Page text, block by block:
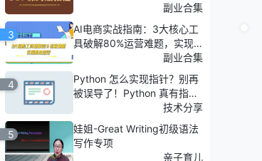
副业合集
3
AI电商实战指南：3大核心工
具破解80%运营难题，实现
副业合集
4
Python 怎么实现指针？别再
被误导了！Python 真有指针
技术分享
5
娃姐-Great Writing初级语法
写作专项
亲子育儿